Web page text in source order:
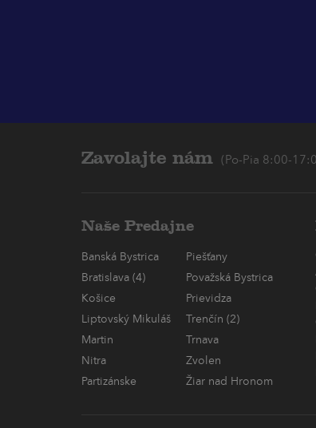
Zavolajte nám (Po-Pia 8:00-
Naše Predajne
Banská Bystrica
Piešťany
Bratislava (4)
Považská Bystrica
Košice
Prievidza
Liptovský Mikuláš
Trenčín (2)
Martin
Trnava
Nitra
Zvolen
Partizánske
Žiar nad Hronom